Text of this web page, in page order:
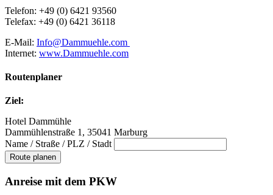
Telefon: +49 (0) 6421 93560
Telefax: +49 (0) 6421 36118
E-Mail: Info@Dammuehle.com
Internet: www.Dammuehle.com
Routenplaner
Ziel:
Hotel Dammühle
Dammühlenstraße 1, 35041 Marburg
Name / Straße / PLZ / Stadt
Anreise mit dem PKW